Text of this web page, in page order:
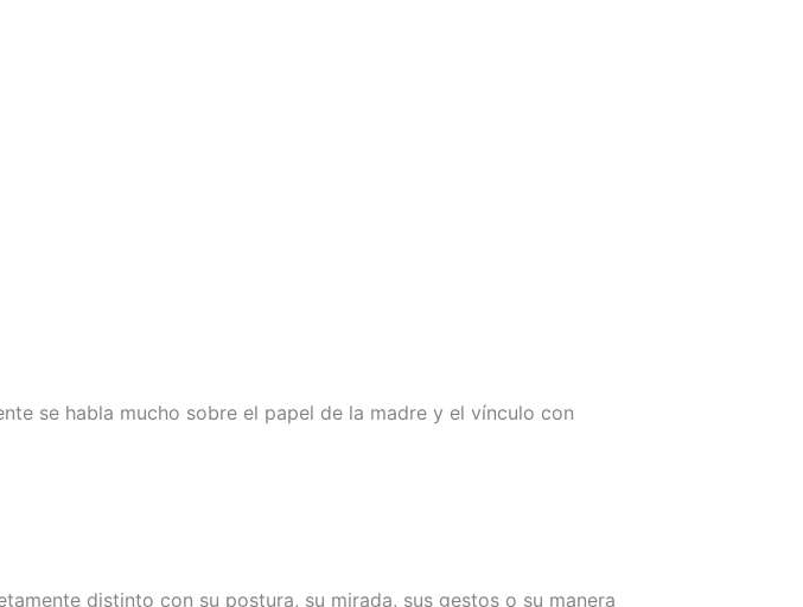
se habla mucho sobre el papel de la madre y el vínculo con
distinto con su postura, su mirada, sus gestos o su manera